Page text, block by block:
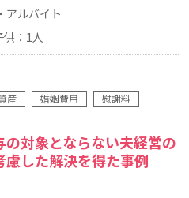
アルバイト
供：1人
産 婚姻費用
慰謝料
対象とならない夫経営の
慮した解決を得た事例